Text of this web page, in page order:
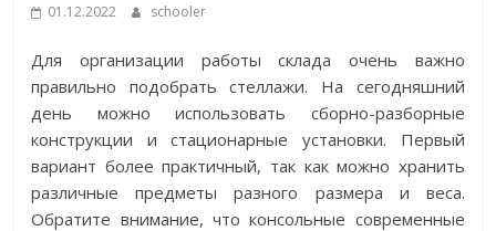
01.12.2022 schooler
Для организации работы склада очень важно
правильно подобрать стеллажи. На сегодняшний
день можно использовать сборно-разборные
конструкции и стационарные установки. Первый
вариант более практичный, так как можно хранить
различные предметы разного размера и веса.
Обратите внимание, что консольные современные